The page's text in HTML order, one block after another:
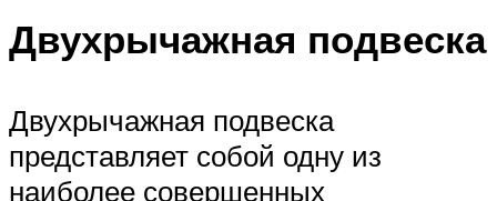
Двухрычажная подвеска
Двухрычажная подвеска
представляет собой одну из
наиболее совершенных